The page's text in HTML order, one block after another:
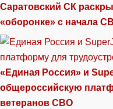
Саратовский СК
«оборонке» с начала
«Единая Россия» и
общероссийскую
ветеранов СВО